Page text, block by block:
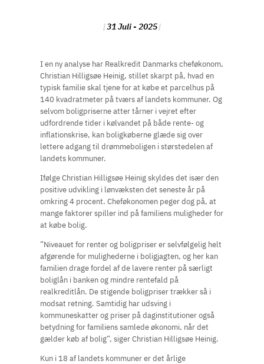
31 Juli - 2025
I en ny analyse har Realkredit Danmarks cheføkonom,
Christian Hilligsøe Heinig, stillet skarpt på, hvad en
typisk familie skal tjene for at købe et parcelhus på
140 kvadratmeter på tværs af landets kommuner. Og
selvom boligpriserne atter tårner i vejret efter
udfordrende tider i kølvandet på både rente- og
inflationskrise, kan boligkøberne glæde sig over
lettere adgang til drømmeboligen i størstedelen af
landets kommuner.
Ifølge Christian Hilligsøe Heinig skyldes det især den
positive udvikling i lønvæksten det seneste år på
omkring 4 procent. Cheføkonomen peger dog på, at
mange faktorer spiller ind på familiens muligheder for
at købe bolig.
”Niveauet for renter og boligpriser er selvfølgelig helt
afgørende for mulighederne i boligjagten, og her kan
familien drage fordel af de lavere renter på særligt
boliglån i banken og mindre rentefald på
realkreditlån. De stigende boligpriser trækker så i
modsat retning. Samtidig har udsving i
kommuneskatter og priser på daginstitutioner også
betydning for familiens samlede økonomi, når det
gælder køb af bolig”, siger Christian Hilligsøe Heinig.
Kun i 18 af landets kommuner er det årlige